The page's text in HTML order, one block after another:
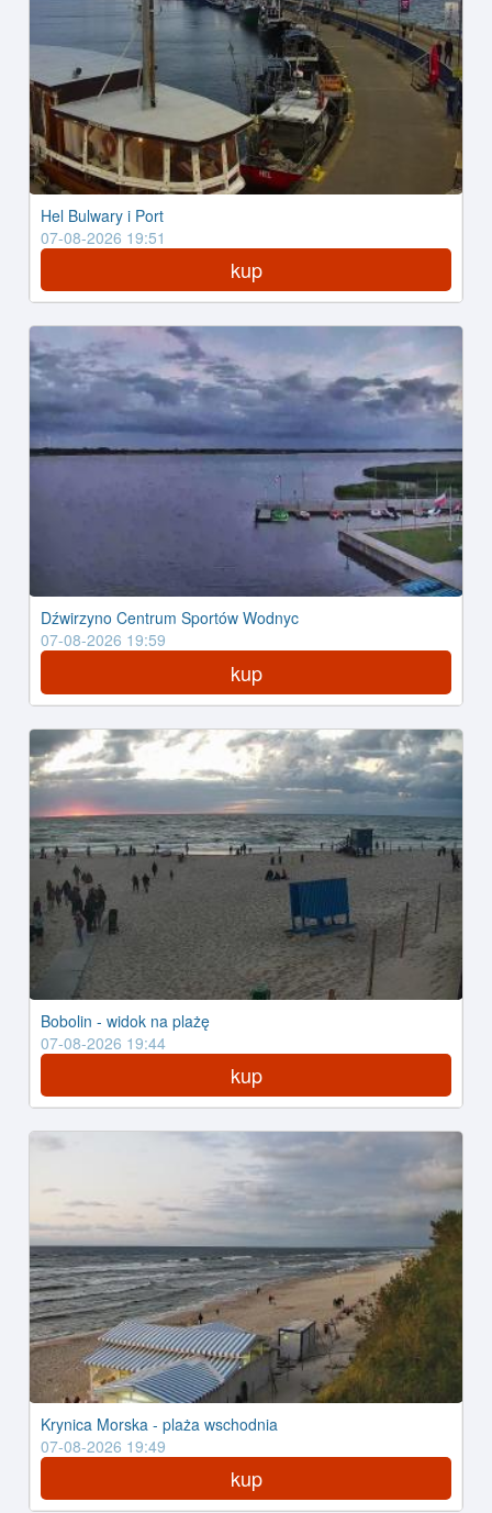
Hel Bulwary i Port
07-08-2026 19:51
kup
Dźwirzyno Centrum Sportów Wodnyc
07-08-2026 19:59
kup
Bobolin - widok na plażę
07-08-2026 19:44
kup
Krynica Morska - plaża wschodnia
07-08-2026 19:49
kup